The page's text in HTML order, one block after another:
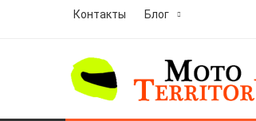
Контакты Блог